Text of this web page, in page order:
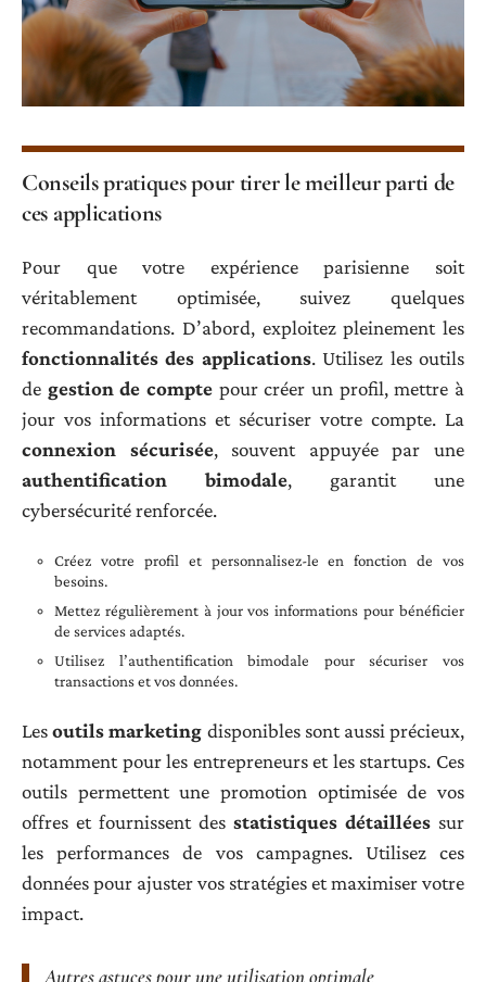
Conseils pratiques pour tirer le meilleur parti de
ces applications
Pour que votre expérience parisienne soit
véritablement optimisée, suivez quelques
recommandations. D’abord, exploitez pleinement les
fonctionnalités des applications. Utilisez les outils
de gestion de compte pour créer un profil, mettre à
jour vos informations et sécuriser votre compte. La
connexion sécurisée, souvent appuyée par une
authentification bimodale, garantit une
cybersécurité renforcée.
Créez votre profil et personnalisez-le en fonction de vos
besoins.
Mettez régulièrement à jour vos informations pour bénéficier
de services adaptés.
Utilisez l’authentification bimodale pour sécuriser vos
transactions et vos données.
Lesoutils marketing disponibles sont aussi précieux,
notamment pour les entrepreneurs et les startups. Ces
outils permettent une promotion optimisée de vos
offres et fournissent des statistiques détaillées sur
les performances de vos campagnes. Utilisez ces
données pour ajuster vos stratégies et maximiser votre
impact.
Autres astuces pour une utilisation optimale